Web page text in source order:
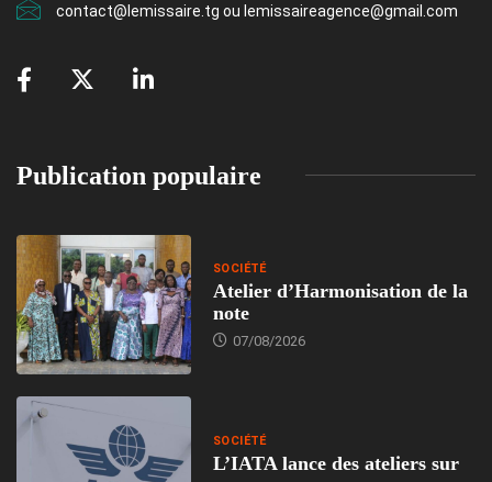
contact@lemissaire.tg ou lemissaireagence@gmail.com
Publication populaire
SOCIÉTÉ
Atelier d’Harmonisation de la
note
07/08/2026
SOCIÉTÉ
L’IATA lance des ateliers sur